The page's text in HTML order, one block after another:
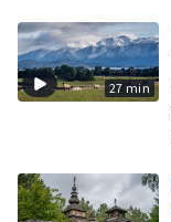
27 min